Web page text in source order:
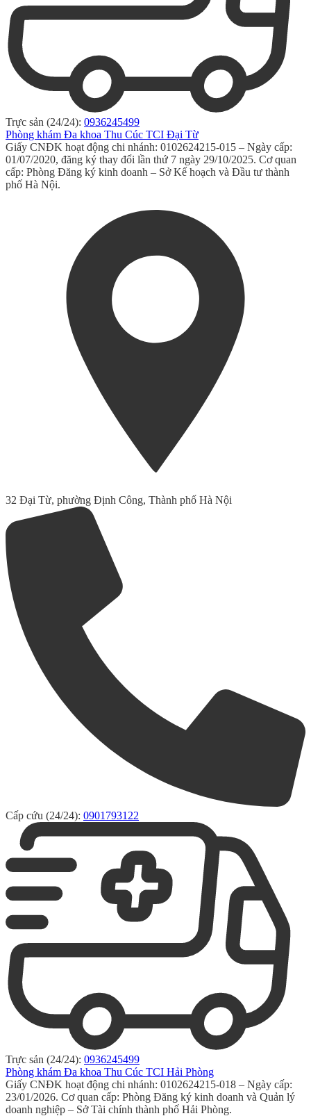
Trực sản (24/24): 0936245499
Phòng khám Đa khoa Thu Cúc TCI Đại Từ
Giấy CNĐK hoạt động chi nhánh: 0102624215-015 – Ngày cấp:
01/07/2020, đăng ký thay đổi lần thứ 7 ngày 29/10/2025. Cơ quan
cấp: Phòng Đăng ký kinh doanh – Sở Kế hoạch và Đầu tư thành
phố Hà Nội.
32 Đại Từ, phường Định Công, Thành phố Hà Nội
Cấp cứu (24/24): 0901793122
Trực sản (24/24): 0936245499
Phòng khám Đa khoa Thu Cúc TCI Hải Phòng
Giấy CNĐK hoạt động chi nhánh: 0102624215-018 – Ngày cấp:
23/01/2026. Cơ quan cấp: Phòng Đăng ký kinh doanh và Quản lý
doanh nghiệp – Sở Tài chính thành phố Hải Phòng.